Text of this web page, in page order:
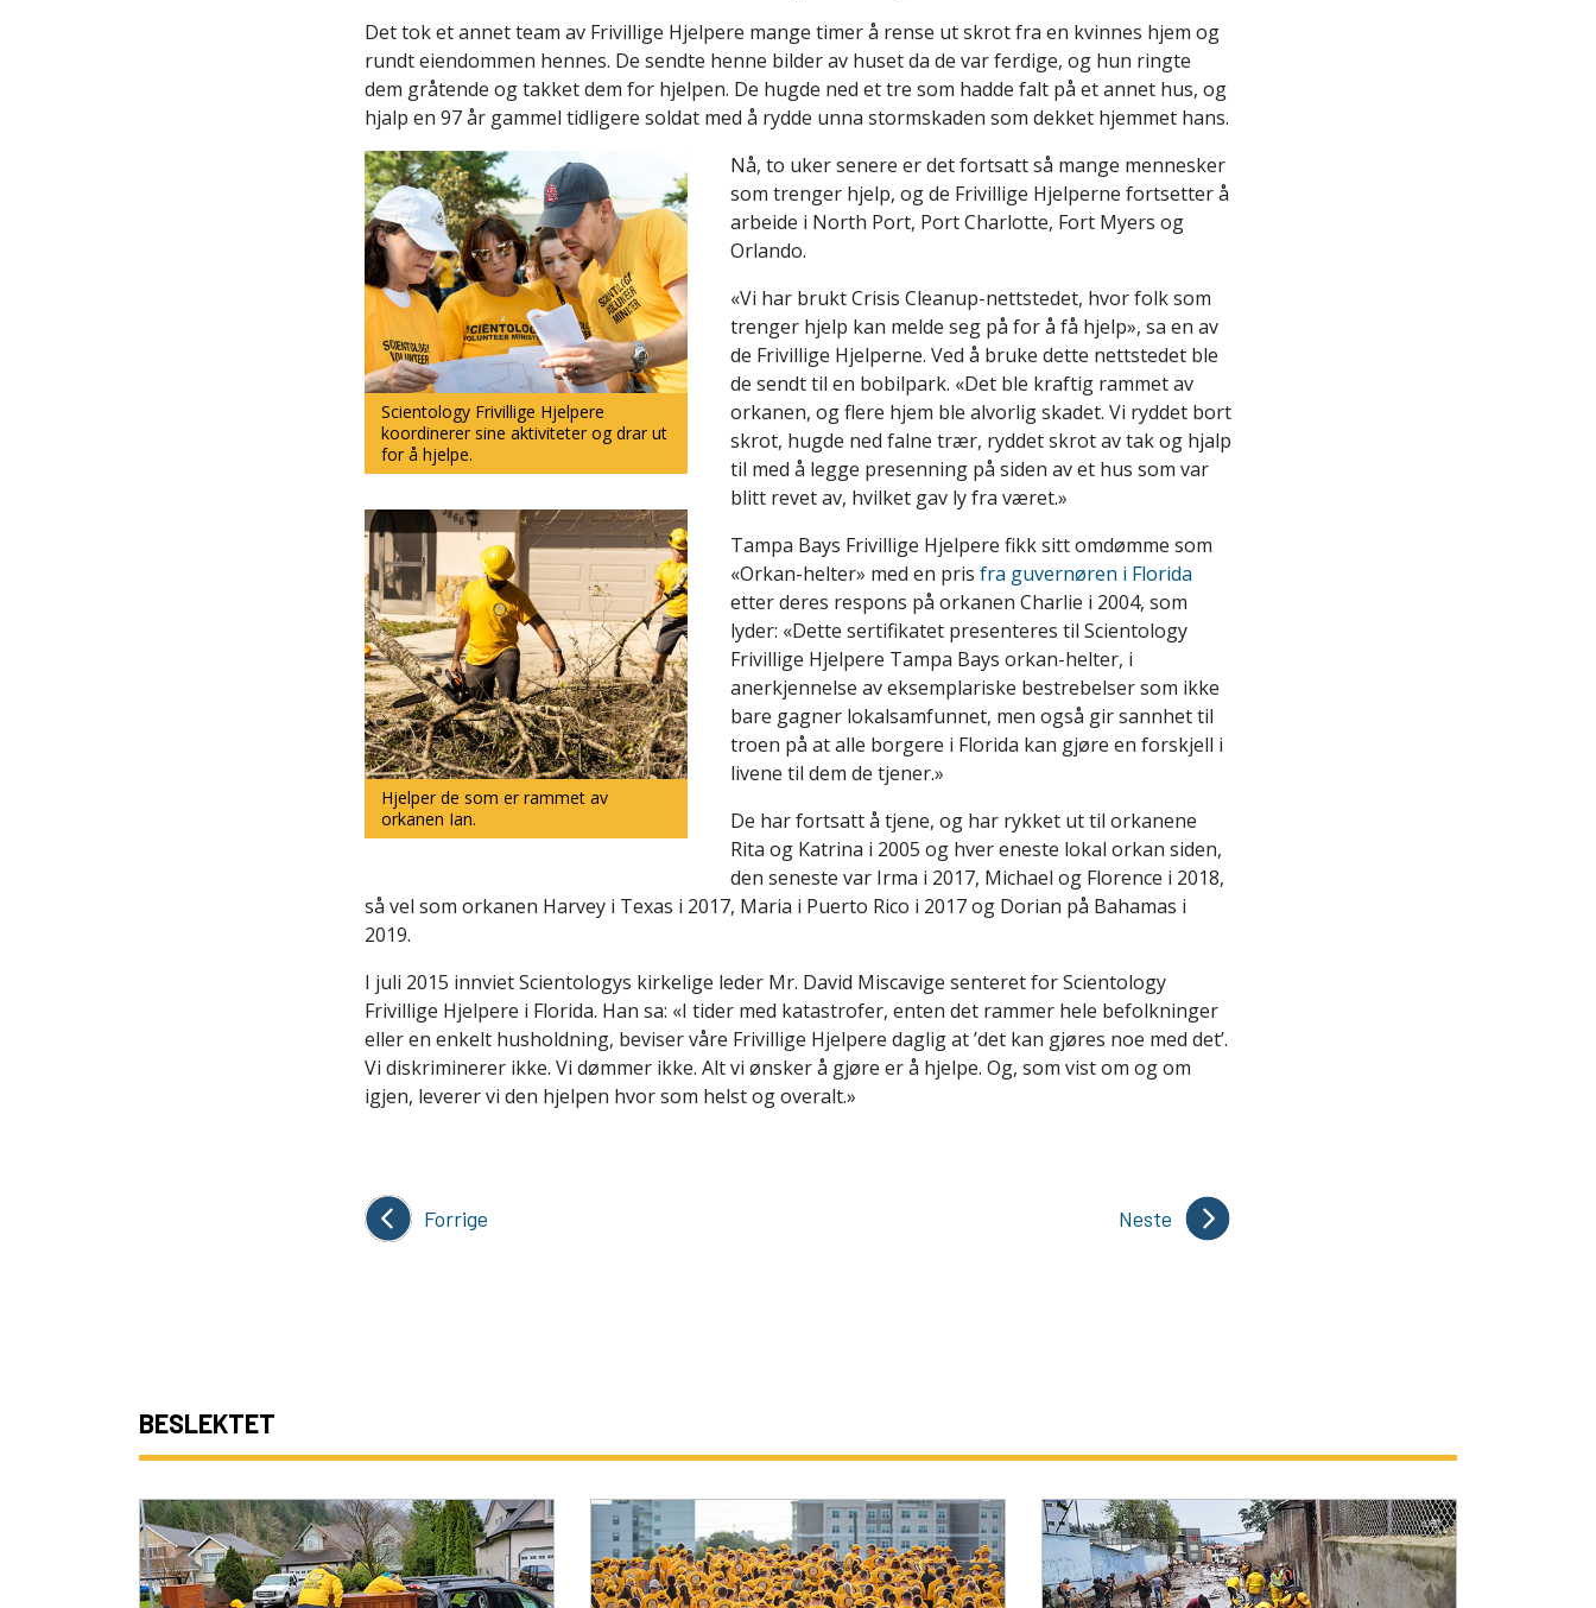
Det tok et annet team av Frivillige Hjelpere mange timer å rense ut skrot fra en kvinnes hjem og
rundt eiendommen hennes. De sendte henne bilder av huset da de var ferdige, og hun ringte
dem gråtende og takket dem for hjelpen. De hugde ned et tre som hadde falt på et annet hus, og
hjalp en 97 år gammel tidligere soldat med å rydde unna stormskaden som dekket hjemmet hans.
Scientology Frivillige Hjelpere
koordinerer sine aktiviteter og drar ut
for å hjelpe.
Hjelper de som er rammet av
orkanen Ian.
Nå, to uker senere er det fortsatt så mange mennesker
som trenger hjelp, og de Frivillige Hjelperne fortsetter å
arbeide i North Port, Port Charlotte, Fort Myers og
Orlando.
«Vi har brukt Crisis Cleanup-nettstedet, hvor folk som
trenger hjelp kan melde seg på for å få hjelp», sa en av
de Frivillige Hjelperne. Ved å bruke dette nettstedet ble
de sendt til en bobilpark. «Det ble kraftig rammet av
orkanen, og flere hjem ble alvorlig skadet. Vi ryddet bort
skrot, hugde ned falne trær, ryddet skrot av tak og hjalp
til med å legge presenning på siden av et hus som var
blitt revet av, hvilket gav ly fra været.»
Tampa Bays Frivillige Hjelpere fikk sitt omdømme som
«Orkan-helter» med en pris fra guvernøren i Florida
etter deres respons på orkanen Charlie i 2004, som
lyder: «Dette sertifikatet presenteres til Scientology
Frivillige Hjelpere Tampa Bays orkan-helter, i
anerkjennelse av eksemplariske bestrebelser som ikke
bare gagner lokalsamfunnet, men også gir sannhet til
troen på at alle borgere i Florida kan gjøre en forskjell i
livene til dem de tjener.»
De har fortsatt å tjene, og har rykket ut til orkanene
Rita og Katrina i 2005 og hver eneste lokal orkan siden,
den seneste var Irma i 2017, Michael og Florence i 2018,
så vel som orkanen Harvey i Texas i 2017, Maria i Puerto Rico i 2017 og Dorian på Bahamas i
2019.
I juli 2015 innviet Scientologys kirkelige leder Mr. David Miscavige senteret for Scientology
Frivillige Hjelpere i Florida. Han sa: «I tider med katastrofer, enten det rammer hele befolkninger
eller en enkelt husholdning, beviser våre Frivillige Hjelpere daglig at ’det kan gjøres noe med det’.
Vi diskriminerer ikke. Vi dømmer ikke. Alt vi ønsker å gjøre er å hjelpe. Og, som vist om og om
igjen, leverer vi den hjelpen hvor som helst og overalt.»
Forrige Neste
BESLEKTET